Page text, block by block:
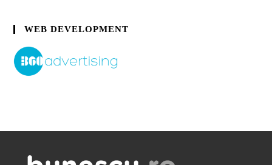
WEB DEVELOPMENT